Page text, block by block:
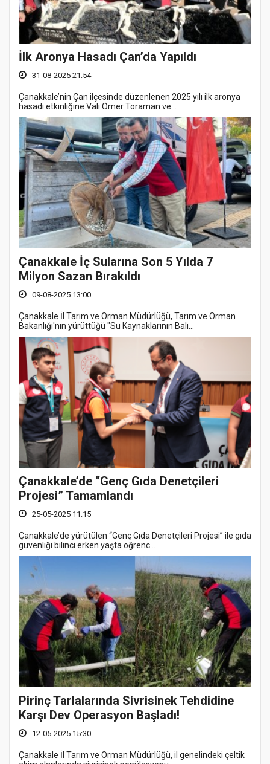
İlk Aronya Hasadı Çan’da Yapıldı
31-08-2025 21:54
Çanakkale’nin Çan ilçesinde düzenlenen 2025 yılı ilk aronya
hasadı etkinliğine Vali Ömer Toraman ve...
Çanakkale İç Sularına Son 5 Yılda 7
Milyon Sazan Bırakıldı
09-08-2025 13:00
Çanakkale İl Tarım ve Orman Müdürlüğü, Tarım ve Orman
Bakanlığı'nın yürüttüğü "Su Kaynaklarının Balı...
Çanakkale’de “Genç Gıda Denetçileri
Projesi” Tamamlandı
25-05-2025 11:15
Çanakkale’de yürütülen “Genç Gıda Denetçileri Projesi” ile gıda
güvenliği bilinci erken yaşta öğrenc...
Pirinç Tarlalarında Sivrisinek Tehdidine
Karşı Dev Operasyon Başladı!
12-05-2025 15:30
Çanakkale İl Tarım ve Orman Müdürlüğü, il genelindeki çeltik